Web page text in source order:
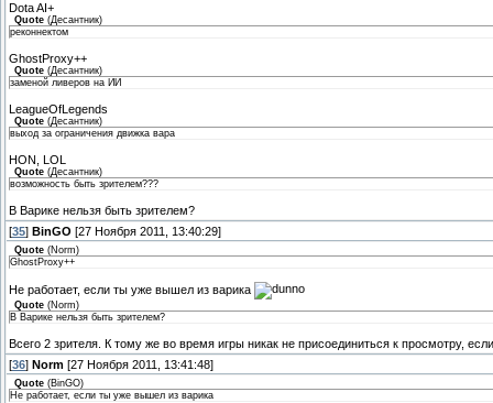
Dota AI+
Quote (Десантник)
реконнектом
GhostProxy++
Quote (Десантник)
заменой ливеров на ИИ
LeagueOfLegends
Quote (Десантник)
выход за ограничения движка вара
HON, LOL
Quote (Десантник)
возможность быть зрителем???
В Варике нельзя быть зрителем?
[35] BinGO [27 Ноября 2011, 13:40:29]
Quote (Norm)
GhostProxy++
Не работает, если ты уже вышел из варика
Quote (Norm)
В Варике нельзя быть зрителем?
Всего 2 зрителя. К тому же во время игры никак не присоединиться к просмотру,
[36] Norm [27 Ноября 2011, 13:41:48]
Quote (BinGO)
Не работает, если ты уже вышел из варика